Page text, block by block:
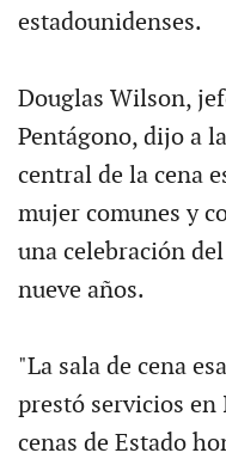
estadounidenses.
Douglas Wilson,
Pentágono, dijo a
central de la cena
mujer comunes y
una celebración
nueve años.
"La sala de cena
prestó servicios en
cenas de Estado